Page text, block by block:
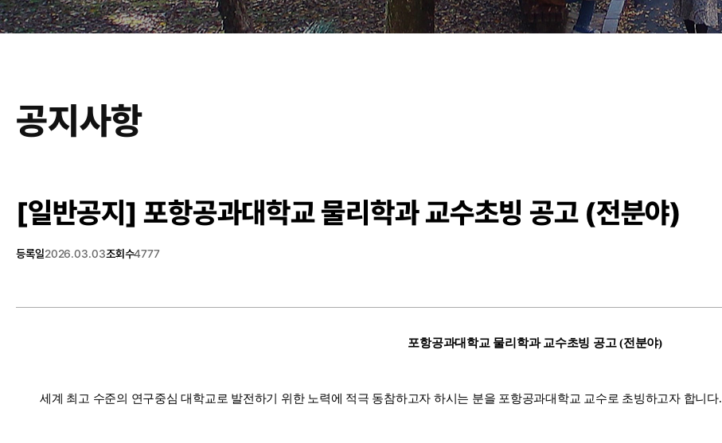
공지사항
[일반공지] 포항공과대학교 물리학과 교수초빙 공고 (전분야)
등록일2026.03.03조회수4777
포항공과대학교 물리학과 교수초빙 공고 (전분야)
세계 최고 수준의 연구중심 대학교로 발전하기 위한 노력에 적극 동참하고자 하시는 분을 포항공과대학교 교수로 초빙하고자 합니다.